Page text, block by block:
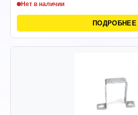
Нет в наличии
ПОДРОБНЕЕ